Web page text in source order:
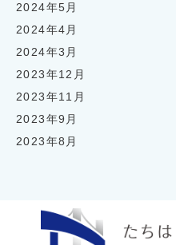
2024年5月
2024年4月
2024年3月
2023年12月
2023年11月
2023年9月
2023年8月